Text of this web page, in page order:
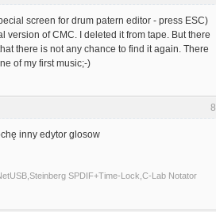
screen for drum patern editor - press ESC)
version of CMC. I deleted it from tape. But there
there is not any chance to find it again. There
of my first music;-)
8
inny edytor glosow
SPDIF+Time-Lock,C-Lab Notator